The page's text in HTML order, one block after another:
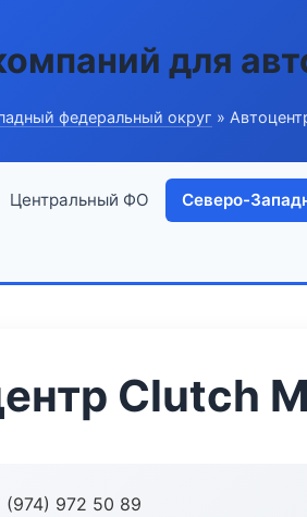
для
федеральный округ »
Центральный ФО Северо-
Clutch
(974) 972 50 89